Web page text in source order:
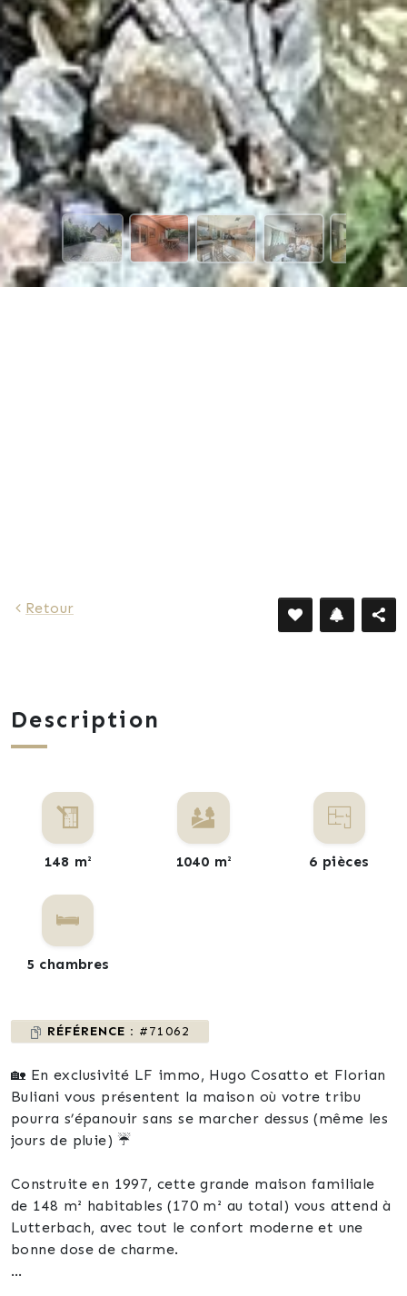
Retour
Description
148 m² 1040 m² 6 pièces
5 chambres
RÉFÉRENCE : #71062
🏡 En exclusivité LF immo, Hugo Cosatto et Florian
Buliani vous présentent la maison où votre tribu
pourra s’épanouir sans se marcher dessus (même les
jours de pluie) ☔
Construite en 1997, cette grande maison familiale
de 148 m² habitables (170 m² au total) vous attend à
Lutterbach, avec tout le confort moderne et une
bonne dose de charme.